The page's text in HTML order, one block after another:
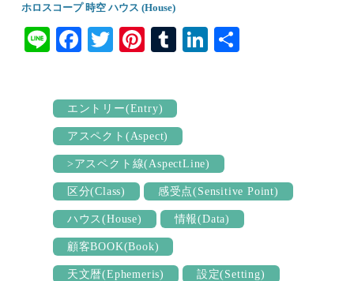
ホロスコープ 時空 ハウス (House)
Li
Fa
ok
T
r
Pi
es
t
T
bl
r
Li
エントリー(Entry)
アスペクト(Aspect)
>アスペクト線(AspectLine)
区分(Class) 感受点(Sensitive Point)
ハウス(House) 情報(Data)
顧客BOOK(Book)
天文暦(Ephemeris) 設定(Setting)